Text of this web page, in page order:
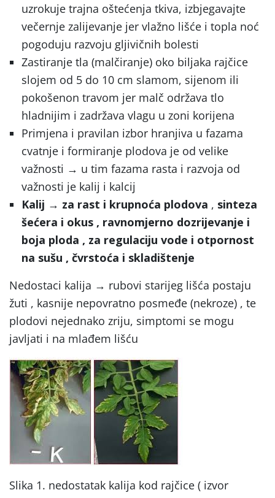
uzrokuje trajna oštećenja tkiva, izbjegavajte
večernje zalijevanje jer vlažno lišće i topla noć
pogoduju razvoju gljivičnih bolesti
Zastiranje tla (malčiranje) oko biljaka rajčice
slojem od 5 do 10 cm slamom, sijenom ili
pokošenon travom jer malč održava tlo
hladnijim i zadržava vlagu u zoni korijena
Primjena i pravilan izbor hranjiva u fazama
cvatnje i formiranje plodova je od velike
važnosti → u tim fazama rasta i razvoja od
važnosti je kalij i kalcij
Kalij → za rast i krupnoća plodova , sinteza
šećera i okus , ravnomjerno dozrijevanje i
boja ploda , za regulaciju vode i otpornost
na sušu , čvrstoća i skladištenje
Nedostaci kalija → rubovi starijeg lišća postaju
žuti , kasnije nepovratno posmeđe (nekroze) , te
plodovi nejednako zriju, simptomi se mogu
javljati i na mlađem lišću
Slika 1. nedostatak kalija kod rajčice ( izvor